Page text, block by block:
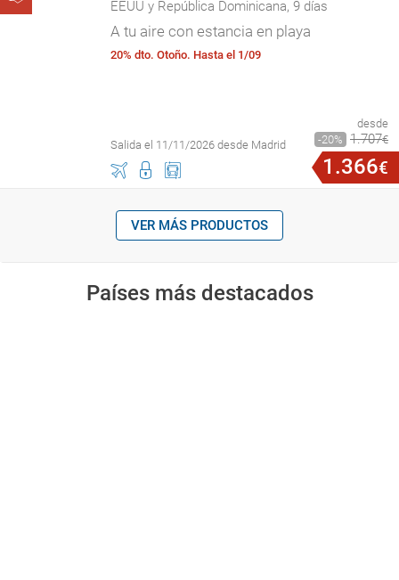
EEUU y República Dominicana, 9 días
A tu aire con estancia en playa
20% dto. Otoño. Hasta el 1/09
Salida el 11/11/2026 desde Madrid
desde
20
1.707€
1 .366€
VER MÁS PRODUCTOS
Países más destacados